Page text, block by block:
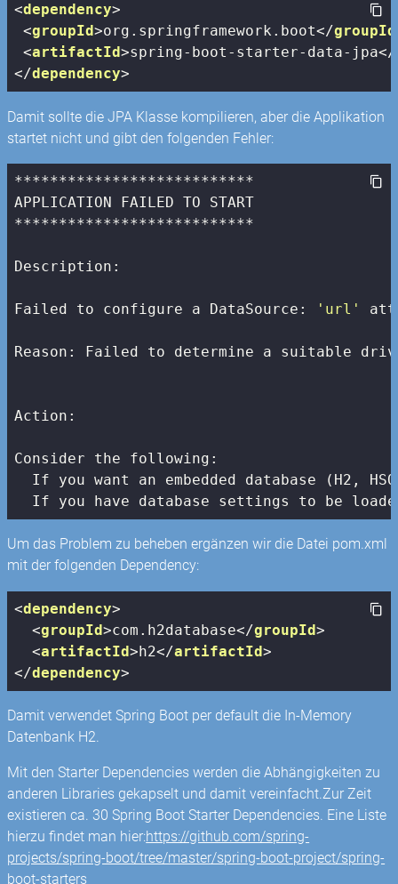
<dependency>
<groupId>org.springframework.boot</groupId
<artifactId>spring-boot-starter-data-jpa</
</dependency>
Damit sollte die JPA Klasse kompilieren, aber die Applikation
startet nicht und gibt den folgenden Fehler:
***************************
APPLICATION FAILED TO START
***************************
Description:
Failed to configure a DataSource: 'url'
Reason: Failed to determine a suitable
Action:
Consider the following:
If you want an embedded database (H2,
If you have database settings to be
Um das Problem zu beheben ergänzen wir die Datei pom.xml
mit der folgenden Dependency:
<dependency>
<groupId>com.h2database</groupId>
<artifactId>h2</artifactId>
</dependency>
Damit verwendet Spring Boot per default die In-Memory
Datenbank H2.
Mit den Starter Dependencies werden die Abhängigkeiten zu
anderen Libraries gekapselt und damit vereinfacht.Zur Zeit
existieren ca. 30 Spring Boot Starter Dependencies. Eine Liste
hierzu findet man hier:https://github.com/spring-
projects/spring-boot/tree/master/spring-boot-project/spring-
boot-starters